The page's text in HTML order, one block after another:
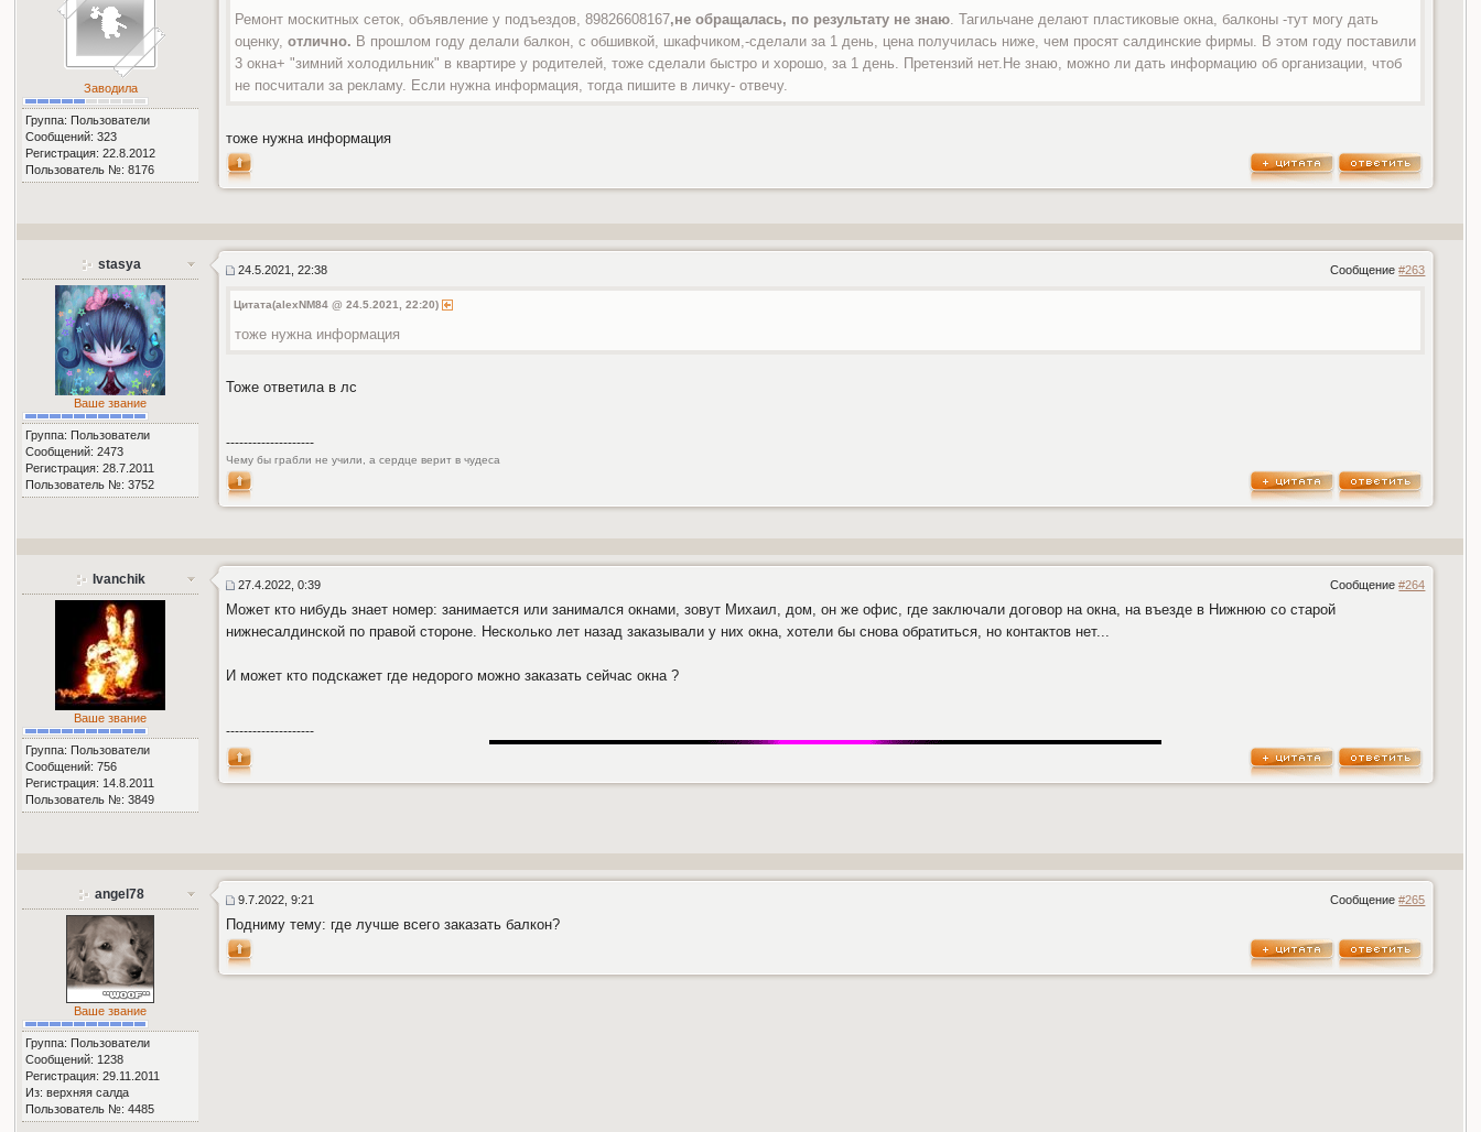
Заводила
Группа: Пользователи
Сообщений: 323
Регистрация: 22.8.2012
Пользователь №: 8176
Ремонт москитных сеток, объявление у подъездов, 89826608167,не обращалась, по результату не знаю. Тагильчане делают пластиковые окна, балконы -тут могу дать
оценку, отлично. В прошлом году делали балкон, с обшивкой, шкафчиком,-сделали за 1 день, цена получилась ниже, чем просят салдинские фирмы. В этом году поставили
3 окна+ "зимний холодильник" в квартире у родителей, тоже сделали быстро и хорошо, за 1 день. Претензий нет.Не знаю, можно ли дать информацию об организации, чтоб
не посчитали за рекламу. Если нужна информация, тогда пишите в личку- отвечу.
тоже нужна информация
stasya
Ваше звание
Группа: Пользователи
Сообщений: 2473
Регистрация: 28.7.2011
Пользователь №: 3752
Сообщение#263
24.5.2021, 22:38
Цитата(alexNM84 @ 24.5.2021, 22:20)
тоже нужна информация
Тоже ответила в лс
--------------------
Чему бы грабли не учили, а сердце верит в чудеса
Ivanchik
Ваше звание
Группа: Пользователи
Сообщений: 756
Регистрация: 14.8.2011
Пользователь №: 3849
Сообщение#264
27.4.2022, 0:39
Может кто нибудь знает номер: занимается или занимался окнами, зовут Михаил, дом, он же офис, где заключали договор на окна, на въезде в Нижнюю со старой
нижнесалдинской по правой стороне. Несколько лет назад заказывали у них окна, хотели бы снова обратиться, но контактов нет...
И может кто подскажет где недорого можно заказать сейчас окна ?
--------------------
angel78
Ваше звание
Группа: Пользователи
Сообщений: 1238
Регистрация: 29.11.2011
Из: верхняя салда
Пользователь №: 4485
Сообщение#265
9.7.2022, 9:21
Подниму тему: где лучше всего заказать балкон?